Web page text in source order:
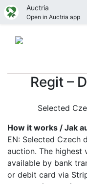
Auctria
Open in Auctria app
Regit –
Selected
How it works / Jak
EN: Selected Czech
auction. The highest
available by bank
or debit card via